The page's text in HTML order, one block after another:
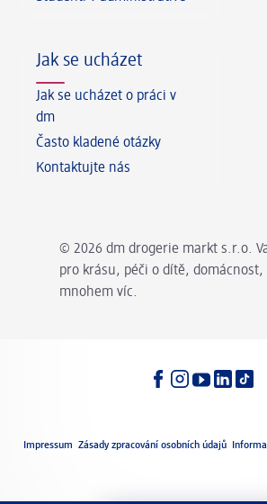
© 2026 dm drogerie markt s.r.o.
pro krásu, péči o dítě, domácnost,
mnohem víc.
Jak se ucházet
Jak se ucházet o práci v
dm
Často kladené otázky
Kontaktujte nás
Právní
Impressum Zásady zpracování osobních údajů